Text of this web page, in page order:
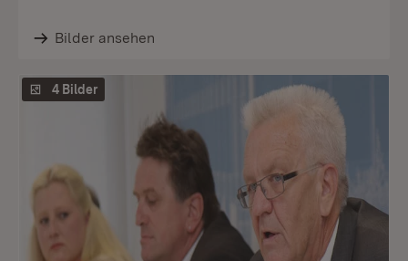
Bilder ansehen
4 Bilder